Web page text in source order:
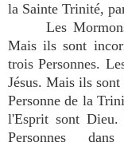
la Sainte Trinité,
Les
Mais ils sont
trois Personnes.
Jésus. Mais ils
Personne de la
l'Esprit sont
Personnes